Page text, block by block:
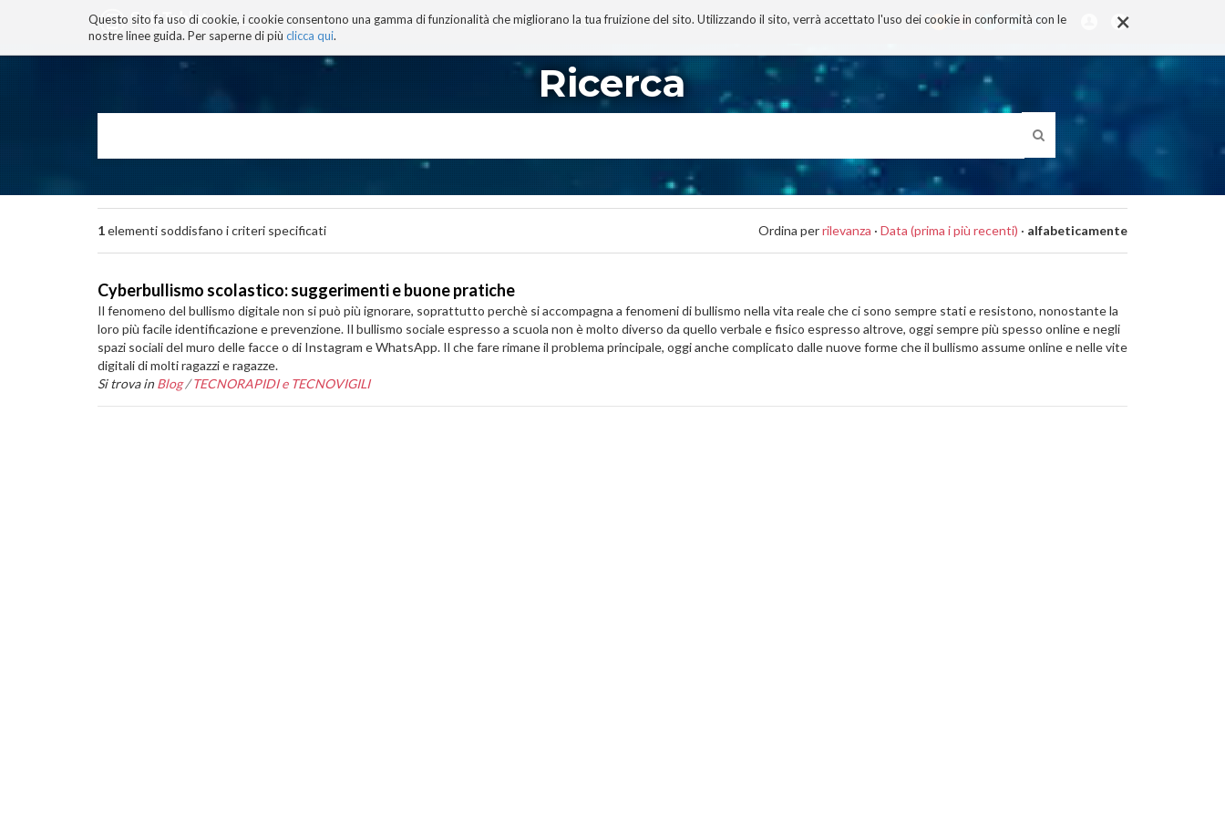
×
Questo sito fa uso di cookie, i cookie consentono una gamma di funzionalità che migliorano la tua fruizione del sito. Utilizzando il sito, verrà accettato l'uso dei cookie in conformità con le
nostre linee guida. Per saperne di più clicca qui.
BLOG TECNOCONSAPEVOLEZZA TECNOBIBLIOGRAFIA I MIEI LIBRI PROGETTO
navigazione
Ricerca
1elementi soddisfano i criteri specificati Ordina perrilevanza · Data (prima i più recenti) · alfabeticamente
Cyberbullismo scolastico: suggerimenti e buone pratiche
Il fenomeno del bullismo digitale non si può più ignorare, soprattutto perchè si accompagna a fenomeni di bullismo nella vita reale che ci sono sempre stati e resistono, nonostante la
loro più facile identificazione e prevenzione. Il bullismo sociale espresso a scuola non è molto diverso da quello verbale e fisico espresso altrove, oggi sempre più spesso online e negli
spazi sociali del muro delle facce o di Instagram e WhatsApp. Il che fare rimane il problema principale, oggi anche complicato dalle nuove forme che il bullismo assume online e nelle vite
digitali di molti ragazzi e ragazze.
Si trova in Blog /TECNORAPIDI e TECNOVIGILI